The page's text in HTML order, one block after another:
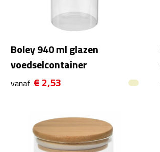
Boley 940 ml glazen
voedselcontainer
vanaf € 2,53